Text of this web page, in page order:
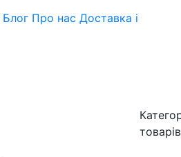
Блог Про нас Доставка і
товарів